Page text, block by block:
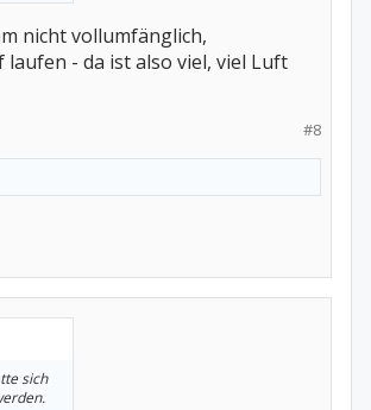
nicht vollumfänglich,
- da ist also viel, viel Luft
#8
sich